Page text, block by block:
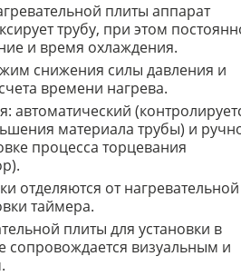
плиты аппарат
трубу, при этом
и время охлаждения.
снижения силы давления и
времени нагрева.
автоматический
материала трубы) и
процесса торцевания
отделяются от нагревательной
таймера.
плиты для установки в
сопровождается визуальным и